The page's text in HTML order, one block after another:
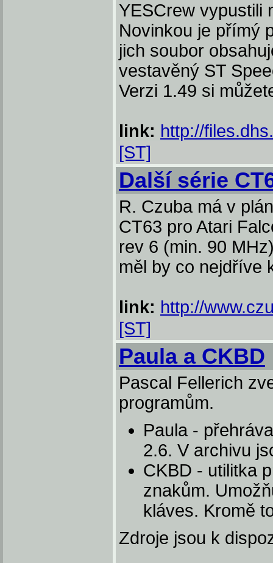
YESCrew vypustili
Novinkou je přímý
jich soubor
vestavěný ST
Verzi 1.49 si
link: http://
[ST]
Další série
R. Czuba má v
CT63 pro Atari
rev 6 (min. 90
měl by co nejdříve
link: http://
[ST]
Paula a CKBD
Pascal Fellerich
programům.
Paula -
2.6. V archivu
CKBD - utilitka
znakům.
kláves. Kromě
Zdroje jsou k